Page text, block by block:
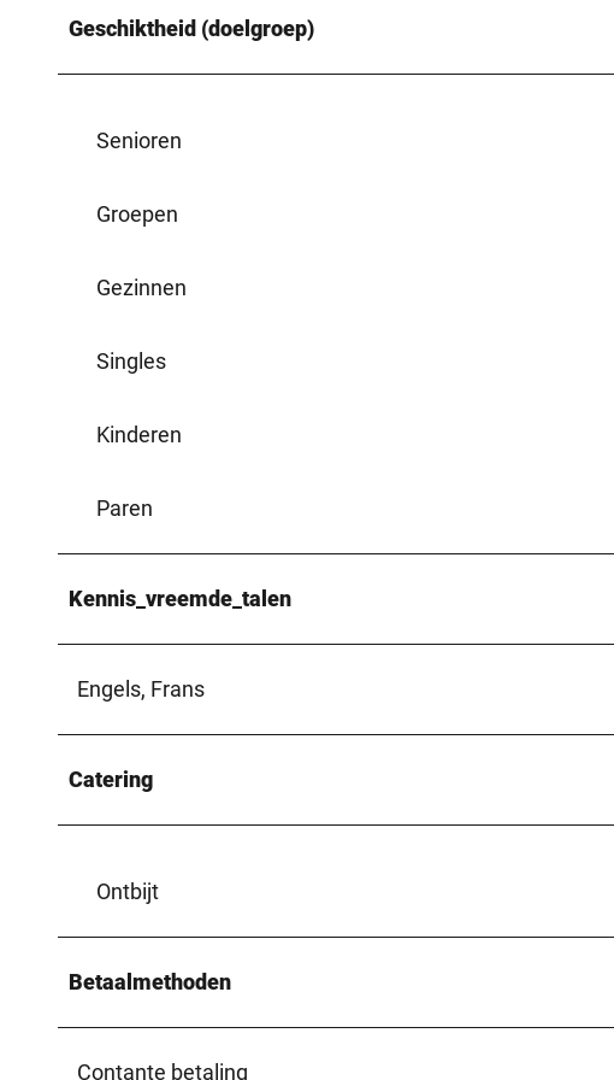
Geschiktheid (doelgroep)
Senioren
Groepen
Gezinnen
Singles
Kinderen
Paren
Kennis_vreemde_talen
Engels, Frans
Catering
Ontbijt
Betaalmethoden
Contante betaling